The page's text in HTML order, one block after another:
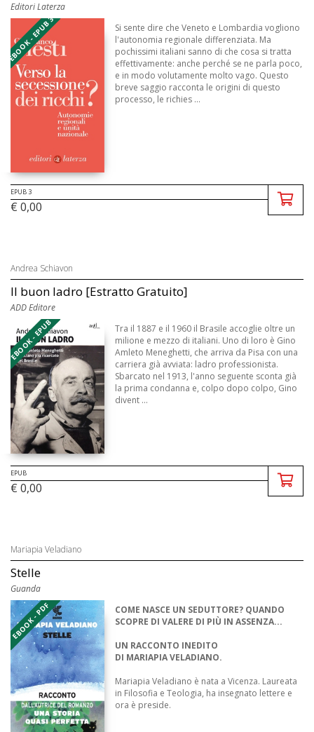
Editori Laterza
EBOOK - EPUB 3
Si sente dire che Veneto e Lombardia vogliono
l'autonomia regionale differenziata. Ma
pochissimi italiani sanno di che cosa si tratta
effettivamente: anche perché se ne parla poco,
e in modo volutamente molto vago. Questo
breve saggio racconta le origini di questo
processo, le richies ...
EPUB 3
€ 0,00
Andrea Schiavon
Il buon ladro [Estratto Gratuito]
ADD Editore
EBOOK - EPUB
Tra il 1887 e il 1960 il Brasile accoglie oltre un
milione e mezzo di italiani. Uno di loro è Gino
Amleto Meneghetti, che arriva da Pisa con una
carriera già avviata: ladro professionista.
Sbarcato nel 1913, l'anno seguente sconta già
la prima condanna e, colpo dopo colpo, Gino
divent ...
EPUB
€ 0,00
Mariapia Veladiano
Stelle
Guanda
EBOOK - PDF
COME NASCE UN SEDUTTORE? QUANDO
SCOPRE DI VALERE DI PIÙ IN ASSENZA...
UN RACCONTO INEDITO
DI MARIAPIA VELADIANO.
Mariapia Veladiano è nata a Vicenza. Laureata
in Filosofia e Teologia, ha insegnato lettere e
ora è preside.